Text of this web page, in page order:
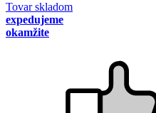
Tovar skladom
expedujeme
okamžite